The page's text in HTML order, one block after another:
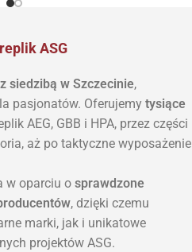
ASG
siedzibą w Szczecinie,
pasjonatów. Oferujemy tysiące
AEG, GBB i HPA, przez części
aż po taktyczne wyposażenie
w oparciu o sprawdzone
, dzięki czemu
marki, jak i unikatowe
projektów ASG.